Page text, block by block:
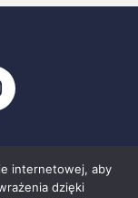
Zdrój
internetowej, aby
dzięki